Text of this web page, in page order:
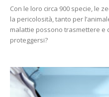
Con le loro circa 900 specie, le
la pericolosità, tanto per
malattie possono trasmettere e
proteggersi?